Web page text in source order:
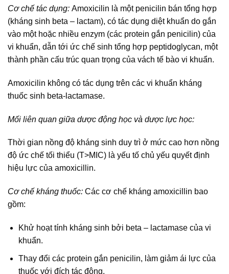
Cơ chế tác dụng: Amoxicilin là một penicilin bán tổng hợp
(kháng sinh beta – lactam), có tác dụng diệt khuẩn do gắn
vào một hoặc nhiều enzym (các protein gắn penicilin) của
vi khuẩn, dẫn tới ức chế sinh tổng hợp peptidoglycan, một
thành phần cấu trúc quan trọng của vách tế bào vi khuẩn.
Amoxicilin không có tác dụng trên các vi khuẩn kháng
thuốc sinh beta-lactamase.
Mối liên quan giữa dược động học và dược lực học:
Thời gian nồng độ kháng sinh duy trì ở mức cao hơn nồng
độ ức chế tối thiểu (T>MIC) là yếu tố chủ yếu quyết định
hiệu lực của amoxicillin.
Cơ chế kháng thuốc: Các cơ chế kháng amoxicillin bao
gồm:
Khử hoạt tính kháng sinh bởi beta – lactamase của vi
khuẩn.
Thay đổi các protein gắn penicilin, làm giảm ái lực của
thuốc với đích tác động.